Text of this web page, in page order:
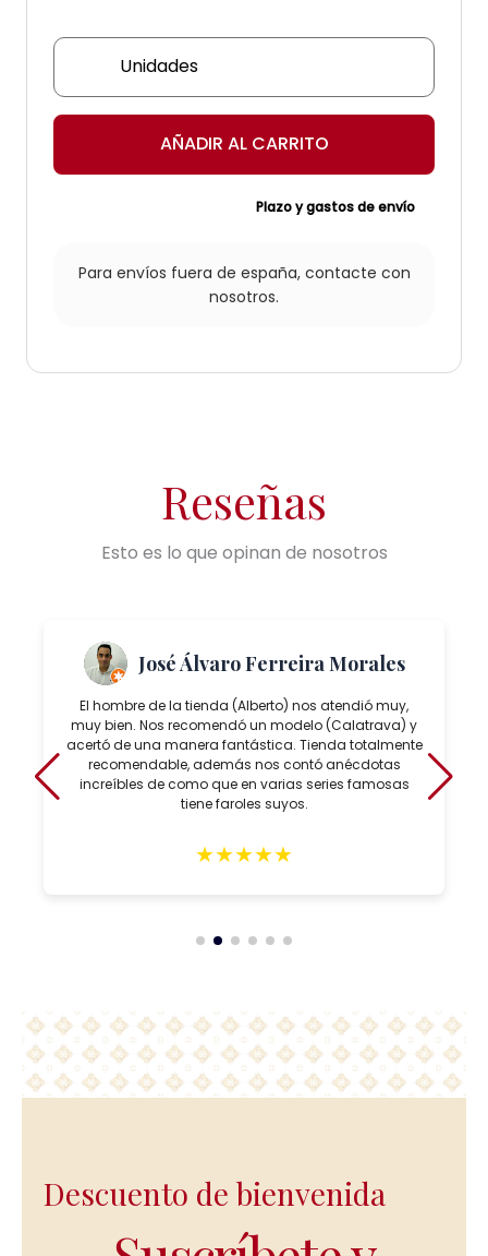
Lámpara
madera
Pan
plata
AÑADIR AL CARRITO
Plazo y gastos de envío
Para envíos fuera de españa, contacte con
nosotros.
Reseñas
Esto es lo que opinan de nosotros
José Álvaro Ferreira Morales
El hombre de la tienda (Alberto) nos atendió muy,
muy bien. Nos recomendó un modelo (Calatrava) y
acertó de una manera fantástica. Tienda totalmente
recomendable, además nos contó anécdotas
increíbles de como que en varias series famosas
tiene faroles suyos.
★★★★★
Descuento de bienvenida